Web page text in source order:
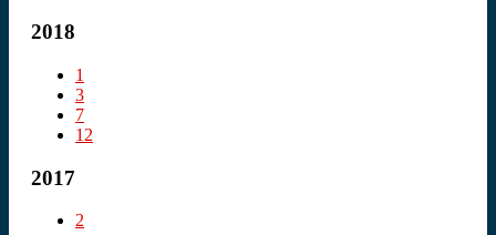
2018
1
3
7
12
2017
2